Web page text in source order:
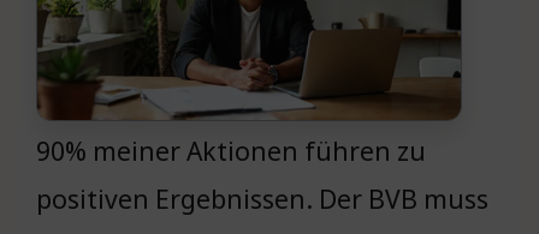
90% meiner Aktionen führen zu
positiven Ergebnissen. Der BVB muss